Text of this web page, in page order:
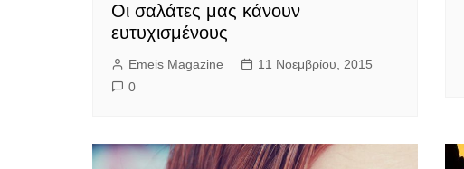
Οι σαλάτες μας κάνουν
ευτυχισμένους
Emeis Magazine
11 Νοεμβρίου, 2015
0